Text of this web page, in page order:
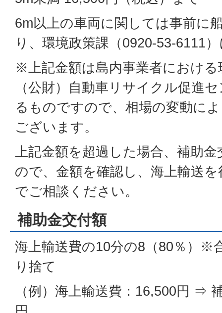
6m以上の車両に関しては事前に
り、環境政策課（0920-53-6111
※上記金額は島内事業者におけ
（公財）自動車リサイクル促進
るものですので、相場の変動に
ございます。
上記金額を超過した場合、補助
ので、金額を確認し、海上輸送
でご相談ください。
補助金交付額
海上輸送費の10分の8（80％）※
り捨て
（例）海上輸送費：16,500円 ⇒